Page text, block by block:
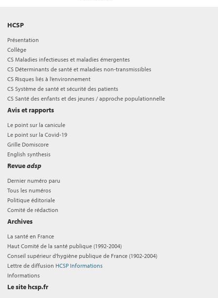
HCSP
Présentation
Collège
CS Maladies infectieuses et maladies émergentes
CS Déterminants de santé et maladies non-transmissibles
CS Risques liés à l’environnement
CS Système de santé et sécurité des patients
CS Santé des enfants et des jeunes / approche populationnelle
Avis et rapports
Le point sur la canicule
Le point sur la Covid-19
Grille Domiscore
English synthesis
Revueadsp
Dernier numéro paru
Tous les numéros
Politique éditoriale
Comité de rédaction
Archives
La santé en France
Haut Comité de la santé publique (1992-2004)
Conseil supérieur d'hygiène publique de France (1902-2004)
Lettre de diffusion HCSP Informations
Informations
Le site hcsp.fr